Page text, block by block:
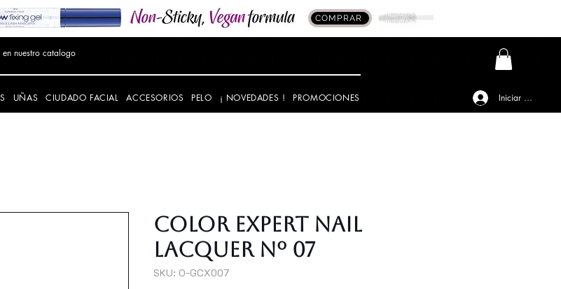
COMPRAR
UÑAS CIUDADO FACIAL ACCESORIOS PELO ¡ NOVEDADES ! PROMOCIONES Iniciar sesión
Color Expert Nail
Lacquer Nº 07
SKU: O-GCX007